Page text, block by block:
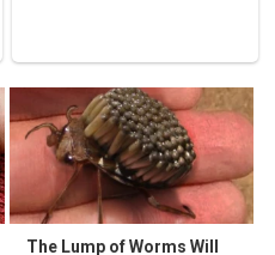
The Lump of Worms Will